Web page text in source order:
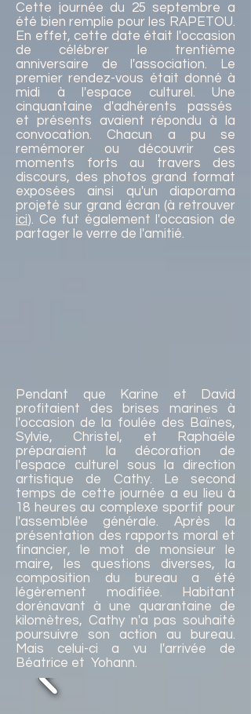
Cette journée du 25 septembre a
été bien remplie pour les RAPETOU.
En effet, cette date était l'occasion
de célébrer le trentième
anniversaire de l'association. Le
premier rendez-vous était donné à
midi à l'espace culturel. Une
cinquantaine d'adhérents passés
et présents avaient répondu à la
convocation. Chacun a pu se
remémorer ou découvrir ces
moments forts au travers des
discours, des photos grand format
exposées ainsi qu'un diaporama
projeté sur grand écran (à retrouver
ici). Ce fut également l'occasion de
partager le verre de l'amitié.
Pendant que Karine et David
profitaient des brises marines à
l'occasion de la foulée des Baïnes,
Sylvie, Christel, et Raphaële
préparaient la décoration de
l'espace culturel sous la direction
artistique de Cathy. Le second
temps de cette journée a eu lieu à
18 heures au complexe sportif pour
l'assemblée générale. Après la
présentation des rapports moral et
financier, le mot de monsieur le
maire, les questions diverses, la
composition du bureau a été
légèrement modifiée. Habitant
dorénavant à une quarantaine de
kilomètres, Cathy n'a pas souhaité
poursuivre son action au bureau.
Mais celui-ci a vu l'arrivée de
Béatrice et Yohann.